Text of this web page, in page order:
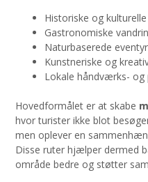
Historiske og
Gastronomiske
Naturbaserede eventyr
Kunstneriske og
Lokale håndværks-
Hovedformålet er at skabe
hvor turister ikke blot
men oplever en
Disse ruter hjælper dermed
område bedre og støtter